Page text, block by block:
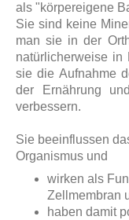
als "körpereigene
Sie sind keine
man sie in der
natürlicherweise in
sie die Aufnahme
der Ernährung
verbessern.
Sie beeinflussen
Organismus und
wirken als
Zellmembran
haben damit